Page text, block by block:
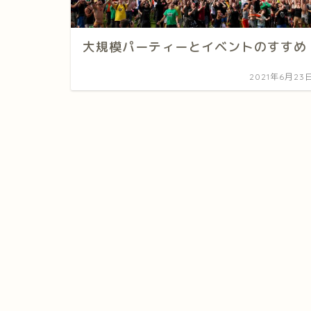
大規模パーティーとイベントのすすめ
2021年6月23